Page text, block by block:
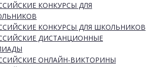
КОНКУРСЫ ДЛЯ
КОНКУРСЫ ДЛЯ ШКОЛЬНИКОВ
ДИСТАНЦИОННЫЕ
ОНЛАЙН-ВИКТОРИНЫ